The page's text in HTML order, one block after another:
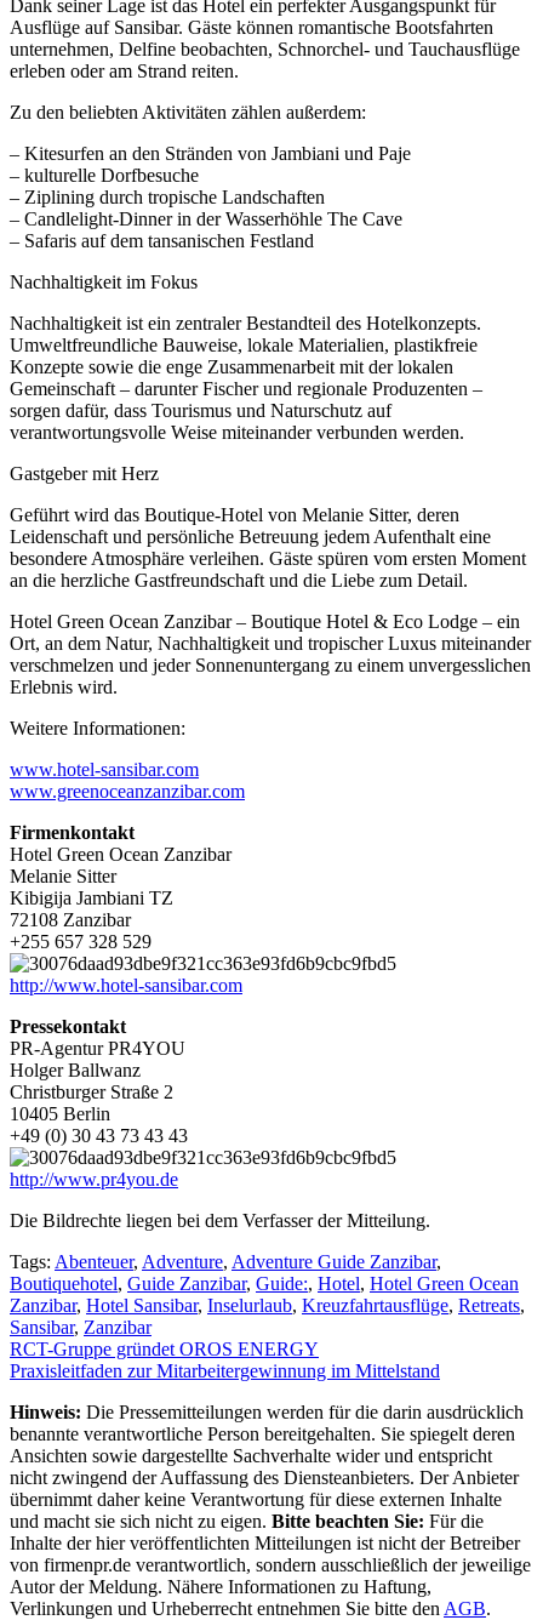
Dank seiner Lage ist das Hotel ein perfekter Ausgangspunkt für
Ausflüge auf Sansibar. Gäste können romantische Bootsfahrten
unternehmen, Delfine beobachten, Schnorchel- und Tauchausflüge
erleben oder am Strand reiten.
Zu den beliebten Aktivitäten zählen außerdem:
– Kitesurfen an den Stränden von Jambiani und Paje
– kulturelle Dorfbesuche
– Ziplining durch tropische Landschaften
– Candlelight-Dinner in der Wasserhöhle The Cave
– Safaris auf dem tansanischen Festland
Nachhaltigkeit im Fokus
Nachhaltigkeit ist ein zentraler Bestandteil des Hotelkonzepts.
Umweltfreundliche Bauweise, lokale Materialien, plastikfreie
Konzepte sowie die enge Zusammenarbeit mit der lokalen
Gemeinschaft – darunter Fischer und regionale Produzenten –
sorgen dafür, dass Tourismus und Naturschutz auf
verantwortungsvolle Weise miteinander verbunden werden.
Gastgeber mit Herz
Geführt wird das Boutique-Hotel von Melanie Sitter, deren
Leidenschaft und persönliche Betreuung jedem Aufenthalt eine
besondere Atmosphäre verleihen. Gäste spüren vom ersten Moment
an die herzliche Gastfreundschaft und die Liebe zum Detail.
Hotel Green Ocean Zanzibar – Boutique Hotel & Eco Lodge – ein
Ort, an dem Natur, Nachhaltigkeit und tropischer Luxus miteinander
verschmelzen und jeder Sonnenuntergang zu einem unvergesslichen
Erlebnis wird.
Weitere Informationen:
www.hotel-sansibar.com
www.greenoceanzanzibar.com
Firmenkontakt
Hotel Green Ocean Zanzibar
Melanie Sitter
Kibigija Jambiani TZ
72108 Zanzibar
+255 657 328 529
http://www.hotel-sansibar.com
Pressekontakt
PR-Agentur PR4YOU
Holger Ballwanz
Christburger Straße 2
10405 Berlin
+49 (0) 30 43 73 43 43
http://www.pr4you.de
Die Bildrechte liegen bei dem Verfasser der Mitteilung.
Tags: Abenteuer, Adventure, Adventure Guide Zanzibar,
Boutiquehotel, Guide Zanzibar, Guide:, Hotel, Hotel Green Ocean
Zanzibar, Hotel Sansibar, Inselurlaub, Kreuzfahrtausflüge, Retreats,
Sansibar, Zanzibar
Beitragsnavigation
RCT-Gruppe gründet OROS ENERGY
Praxisleitfaden zur Mitarbeitergewinnung im Mittelstand
Hinweis: Die Pressemitteilungen werden für die darin ausdrücklich
benannte verantwortliche Person bereitgehalten. Sie spiegelt deren
Ansichten sowie dargestellte Sachverhalte wider und entspricht
nicht zwingend der Auffassung des Diensteanbieters. Der Anbieter
übernimmt daher keine Verantwortung für diese externen Inhalte
und macht sie sich nicht zu eigen. Bitte beachten Sie: Für die
Inhalte der hier veröffentlichten Mitteilungen ist nicht der Betreiber
von firmenpr.de verantwortlich, sondern ausschließlich der jeweilige
Autor der Meldung. Nähere Informationen zu Haftung,
Verlinkungen und Urheberrecht entnehmen Sie bitte den AGB.